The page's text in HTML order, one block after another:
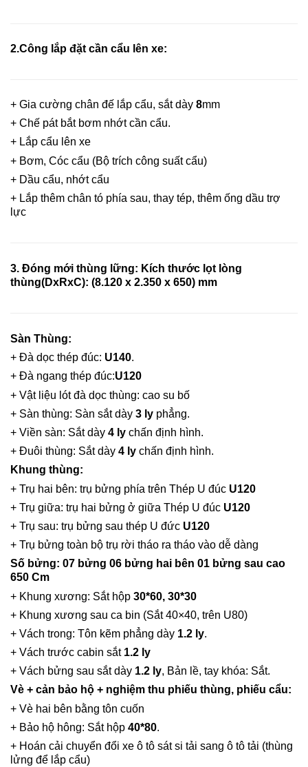
2.Công lắp đặt cần cẩu lên xe:
+ Gia cường chân đế lắp cẩu, sắt dày 8mm
+ Chế pát bắt bơm nhớt cần cẩu.
+ Lắp cẩu lên xe
+ Bơm, Cóc cẩu (Bộ trích công suất cẩu)
+ Dầu cẩu, nhớt cẩu
+ Lắp thêm chân tó phía sau, thay tép, thêm ống dầu trợ
lực
3. Đóng mới thùng lững: Kích thước lọt lòng
thùng(DxRxC): (8.120 x 2.350 x 650) mm
Sàn Thùng:
+ Đà dọc thép đúc: U140.
+ Đà ngang thép đúc:U120
+ Vật liệu lót đà dọc thùng: cao su bố
+ Sàn thùng: Sàn sắt dày 3 ly phẳng.
+ Viền sàn: Sắt dày 4 ly chấn định hình.
+ Đuôi thùng: Sắt dày 4 ly chấn định hình.
Khung thùng:
+ Trụ hai bên: trụ bửng phía trên Thép U đúc U120
+ Trụ giữa: trụ hai bửng ở giữa Thép U đúc U120
+ Trụ sau: trụ bửng sau thép U đức U120
+ Trụ bửng toàn bộ trụ rời tháo ra tháo vào dễ dàng
Số bửng: 07 bửng 06 bửng hai bên 01 bửng sau cao
650 Cm
+ Khung xương: Sắt hộp 30*60, 30*30
+ Khung xương sau ca bin (Sắt 40×40, trên U80)
+ Vách trong: Tôn kẽm phẳng dày 1.2 ly.
+ Vách trước cabin sắt 1.2 ly
+ Vách bửng sau sắt dày 1.2 ly, Bản lề, tay khóa: Sắt.
Vè + cản bảo hộ + nghiệm thu phiếu thùng, phiếu cẩu:
+ Vè hai bên bằng tôn cuốn
+ Bảo hộ hông: Sắt hộp 40*80.
+ Hoán cải chuyển đổi xe ô tô sát si tải sang ô tô tải (thùng
lửng để lắp cẩu)